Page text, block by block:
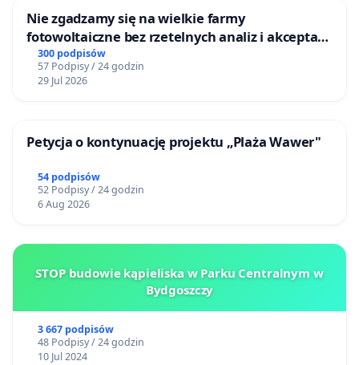
Nie zgadzamy się na wielkie farmy
fotowoltaiczne bez rzetelnych analiz i akceptacji
mieszkańców
300 podpisów
57 Podpisy / 24 godzin
29 Jul 2026
Petycja o kontynuację projektu „Plaża Wawer"
54 podpisów
52 Podpisy / 24 godzin
6 Aug 2026
STOP budowie kąpieliska w Parku Centralnym w
Bydgoszczy
3 667 podpisów
48 Podpisy / 24 godzin
10 Jul 2024